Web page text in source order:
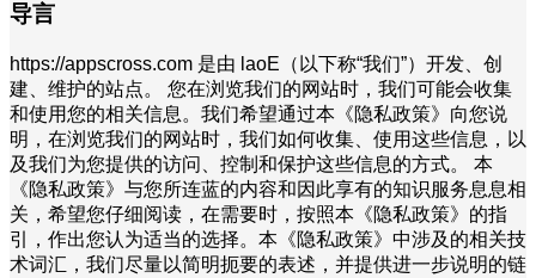
导言
https://appscross.com 是由 laoE（以下称“我们”）开发、创
建、维护的站点。 您在浏览我们的网站时，我们可能会收集
和使用您的相关信息。我们希望通过本《隐私政策》向您说
明，在浏览我们的网站时，我们如何收集、使用这些信息，以
及我们为您提供的访问、控制和保护这些信息的方式。 本
《隐私政策》与您所连蓝的内容和因此享有的知识服务息息相
关，希望您仔细阅读，在需要时，按照本《隐私政策》的指
引，作出您认为适当的选择。本《隐私政策》中涉及的相关技
术词汇，我们尽量以简明扼要的表述，并提供进一步说明的链